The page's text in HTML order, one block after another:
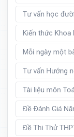
Tư vấn học
Kiến thức Khoa
Mỗi ngày một
Tư vấn Hướng
Tài liệu môn
Đề Đánh Giá
Đề Thi Thử